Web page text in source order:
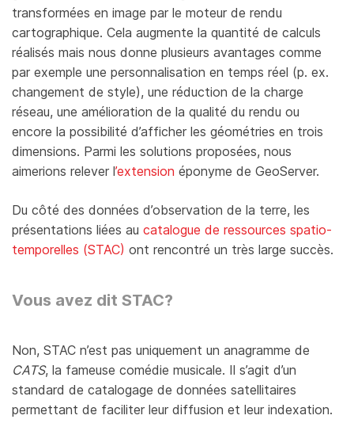
transformées en image par le moteur de rendu
cartographique. Cela augmente la quantité de calculs
réalisés mais nous donne plusieurs avantages comme
par exemple une personnalisation en temps réel (p. ex.
changement de style), une réduction de la charge
réseau, une amélioration de la qualité du rendu ou
encore la possibilité d’afficher les géométries en trois
dimensions. Parmi les solutions proposées, nous
aimerions relever l’extension éponyme de GeoServer.
Du côté des données d’observation de la terre, les
présentations liées au catalogue de ressources spatio-
temporelles (STAC) ont rencontré un très large succès.
Vous avez dit STAC?
Non, STAC n’est pas uniquement un anagramme de
CATS, la fameuse comédie musicale. Il s’agit d’un
standard de catalogage de données satellitaires
permettant de faciliter leur diffusion et leur indexation.